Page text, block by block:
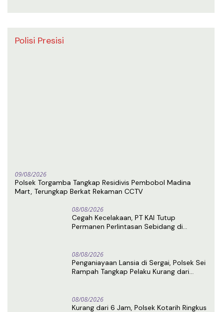
Polisi Presisi
09/08/2026
Polsek Torgamba Tangkap Residivis Pembobol Madina
Mart, Terungkap Berkat Rekaman CCTV
08/08/2026
Cegah Kecelakaan, PT KAI Tutup
Permanen Perlintasan Sebidang di
08/08/2026
Penganiayaan Lansia di Sergai, Polsek Sei
Rampah Tangkap Pelaku Kurang dari
08/08/2026
Kurang dari 6 Jam, Polsek Kotarih Ringkus